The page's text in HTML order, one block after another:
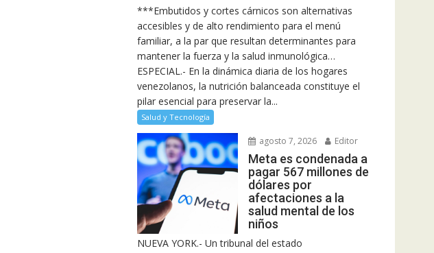
***Embutidos y cortes cárnicos son alternativas
accesibles y de alto rendimiento para el menú
familiar, a la par que resultan determinantes para
mantener la fuerza y la salud inmunológica…
ESPECIAL.- En la dinámica diaria de los hogares
venezolanos, la nutrición balanceada constituye el
pilar esencial para preservar la...
Salud y Tecnología
agosto 7, 2026 Editor
Meta es condenada a
pagar 567 millones de
dólares por
afectaciones a la
salud mental de los
niños
NUEVA YORK.- Un tribunal del estado